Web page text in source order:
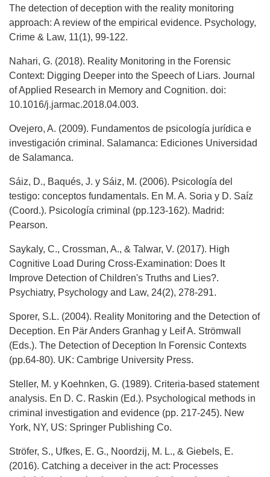
The detection of deception with the reality monitoring
approach: A review of the empirical evidence. Psychology,
Crime & Law, 11(1), 99-122.
Nahari, G. (2018). Reality Monitoring in the Forensic
Context: Digging Deeper into the Speech of Liars. Journal
of Applied Research in Memory and Cognition. doi:
10.1016/j.jarmac.2018.04.003.
Ovejero, A. (2009). Fundamentos de psicología jurídica e
investigación criminal. Salamanca: Ediciones Universidad
de Salamanca.
Sáiz, D., Baqués, J. y Sáiz, M. (2006). Psicología del
testigo: conceptos fundamentals. En M. A. Soria y D. Saíz
(Coord.). Psicología criminal (pp.123-162). Madrid:
Pearson.
Saykaly, C., Crossman, A., & Talwar, V. (2017). High
Cognitive Load During Cross-Examination: Does It
Improve Detection of Children's Truths and Lies?.
Psychiatry, Psychology and Law, 24(2), 278-291.
Sporer, S.L. (2004). Reality Monitoring and the Detection of
Deception. En Pär Anders Granhag y Leif A. Strömwall
(Eds.). The Detection of Deception In Forensic Contexts
(pp.64-80). UK: Cambrige University Press.
Steller, M. y Koehnken, G. (1989). Criteria-based statement
analysis. En D. C. Raskin (Ed.). Psychological methods in
criminal investigation and evidence (pp. 217-245). New
York, NY, US: Springer Publishing Co.
Ströfer, S., Ufkes, E. G., Noordzij, M. L., & Giebels, E.
(2016). Catching a deceiver in the act: Processes